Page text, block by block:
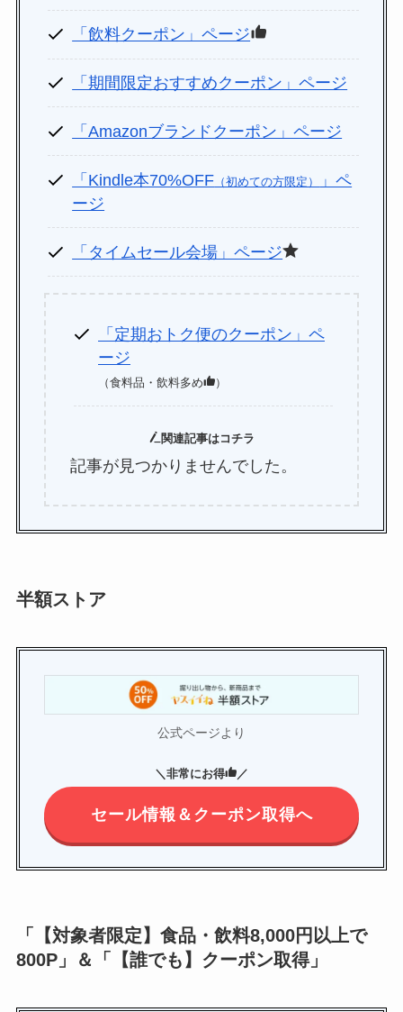
「飲料クーポン」ページ
「期間限定おすすめクーポン」ページ
「Amazonブランドクーポン」ページ
「Kindle本70%OFF （初めての方限定）
」ペ
ージ
「タイムセール会場」ページ
「定期おトク便のクーポン」ペ
ージ
（食料品・飲料多め ）
関連記事はコチラ
記事が見つかりませんでした。
半額ストア
公式ページより
＼非常にお得 ／
セール情報＆クーポン取得へ
「【対象者限定】食品・飲料8,000円以上で
800P」＆「【誰でも】クーポン取得」